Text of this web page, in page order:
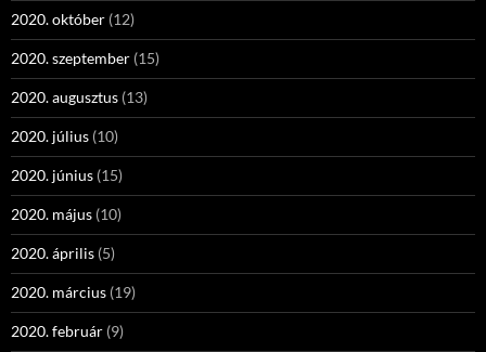
2020. október (12)
2020. szeptember (15)
2020. augusztus (13)
2020. július (10)
2020. június (15)
2020. május (10)
2020. április (5)
2020. március (19)
2020. február (9)